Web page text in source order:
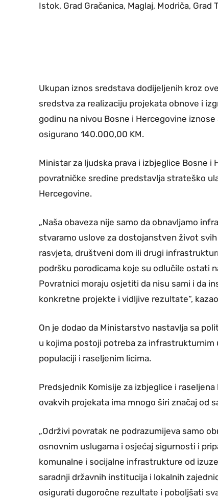
Istok, Grad Gračanica, Maglaj, Modriča, Grad
Ukupan iznos sredstava dodijeljenih kroz
sredstva za realizaciju projekata obnove i
godinu na nivou Bosne i Hercegovine
osigurano 140.000,00 KM.
Ministar za ljudska prava i izbjeglice Bosne i
povratničke sredine predstavlja strateško
Hercegovine.
„Naša obaveza nije samo da obnavljamo
stvaramo uslove za dostojanstven život
rasvjeta, društveni dom ili drugi
podršku porodicama koje su odlučile ostati
Povratnici moraju osjetiti da nisu sami i da
konkretne projekte i vidljive rezultate“,
On je dodao da Ministarstvo nastavlja sa
u kojima postoji potreba za infrastrukturnim
populaciji i raseljenim licima.
Predsjednik Komisije za izbjeglice i
ovakvih projekata ima mnogo širi značaj od
„Održivi povratak ne podrazumijeva samo
osnovnim uslugama i osjećaj sigurnosti i
komunalne i socijalne infrastrukture od
saradnji državnih institucija i lokalnih
osigurati dugoročne rezultate i poboljšati